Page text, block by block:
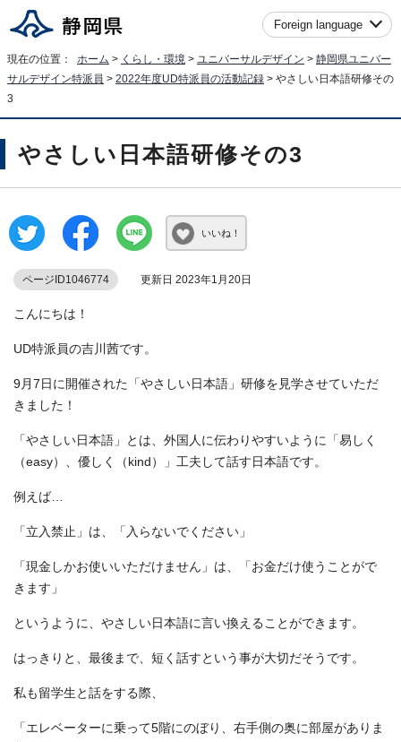
Foreign language
現在の位置： ホーム > くらし・環境 > ユニバーサルデザイン > 静岡県ユニバー
サルデザイン特派員 > 2022年度UD特派員の活動記録 > やさしい日本語研修その
3
やさしい日本語研修その3
いいね！
ページID1046774 更新日 2023年1月20日
こんにちは！
UD特派員の吉川茜です。
9月7日に開催された「やさしい日本語」研修を見学させていただ
きました！
「やさしい日本語」とは、外国人に伝わりやすいように「易しく
（easy）、優しく（kind）」工夫して話す日本語です。
例えば…
「立入禁止」は、「入らないでください」
「現金しかお使いいただけません」は、「お金だけ使うことがで
きます」
というように、やさしい日本語に言い換えることができます。
はっきりと、最後まで、短く話すという事が大切だそうです。
私も留学生と話をする際、
「エレベーターに乗って5階にのぼり、右手側の奥に部屋がありま